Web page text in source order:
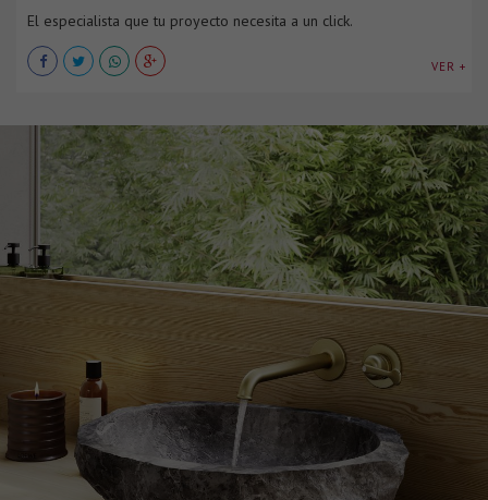
El especialista que tu proyecto necesita a un click.
VER +